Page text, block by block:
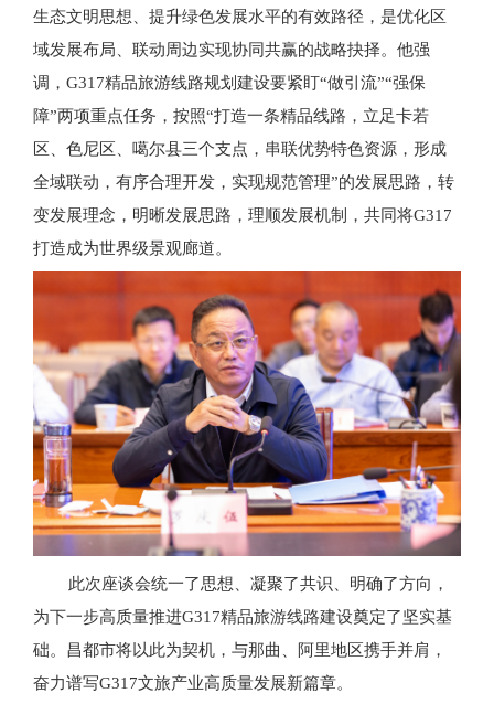
生态文明思想 、提升绿色发展水平的有效路径，是优化区
域发展布局、联动周边实现协同共赢的战略抉择。他强
调， G317精品旅游线路规划建设要紧盯“做引流”“强保
障”两项重点任务，按照“打造一条精品线路，立足卡若
区、色尼区、噶尔县三个支点，串联优势特色资源，形成
全域联动，有序合理开发，实现规范管理”的发展思路，转
变发展理念，明晰发展思路，理顺发展机制，共同将G317
打造成为世界级景观廊道。
此次座谈会统一了思想、凝聚了共识、明确了方向，
为下一步高质量推进G317精品旅游线路建设奠定了坚实基
础。昌都市将以此为契机，与那曲、阿里地区携手并肩，
奋力谱写G317文旅产业高质量发展新篇章。